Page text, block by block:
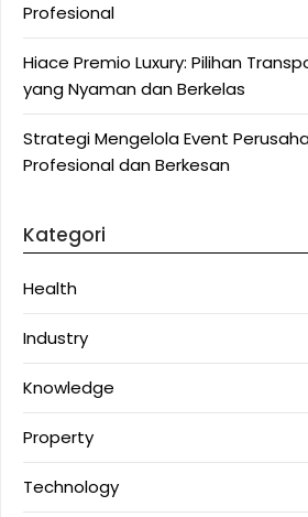
Profesional
Hiace Premio Luxury: Pilihan
yang Nyaman dan Berkelas
Strategi Mengelola Event
Profesional dan Berkesan
Kategori
Health
Industry
Knowledge
Property
Technology